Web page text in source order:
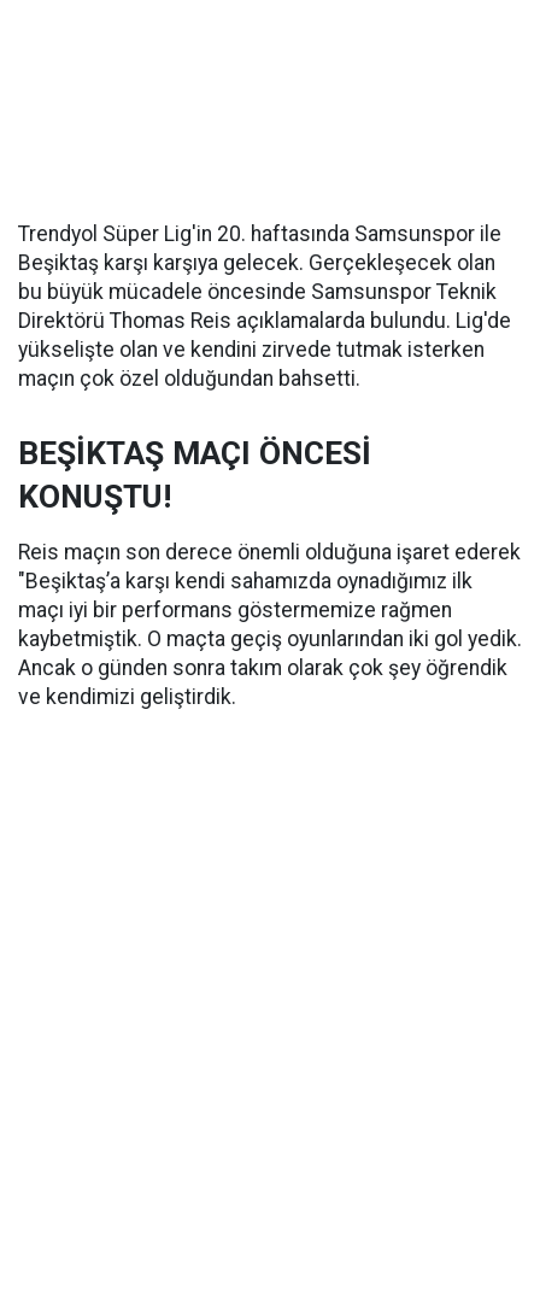
Trendyol Süper Lig'in 20. haftasında Samsunspor ile
Beşiktaş karşı karşıya gelecek. Gerçekleşecek olan
bu büyük mücadele öncesinde Samsunspor Teknik
Direktörü Thomas Reis açıklamalarda bulundu. Lig'de
yükselişte olan ve kendini zirvede tutmak isterken
maçın çok özel olduğundan bahsetti.
BEŞİKTAŞ MAÇI ÖNCESİ
KONUŞTU!
Reis maçın son derece önemli olduğuna işaret ederek
"Beşiktaş’a karşı kendi sahamızda oynadığımız ilk
maçı iyi bir performans göstermemize rağmen
kaybetmiştik. O maçta geçiş oyunlarından iki gol yedik.
Ancak o günden sonra takım olarak çok şey öğrendik
ve kendimizi geliştirdik.